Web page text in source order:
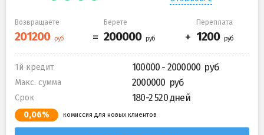
Возвращаете Берете Переплата
1й кредит 100000 - 2000000
Макс. сумма 2000000
Срок 180-2 520 дней
0,06% комиссия для новых клиентов